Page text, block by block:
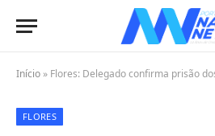
Início » Flores: Delegado confirma prisão
FLORES